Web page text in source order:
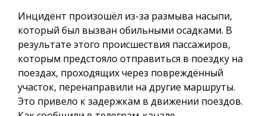
Инцидент произошёл из-за размыва насыпи,
который был вызван обильными осадками. В
результате этого происшествия пассажиров,
которым предстояло отправиться в поездку на
поездах, проходящих через повреждённый
участок, перенаправили на другие маршруты.
Это привело к задержкам в движении поездов.